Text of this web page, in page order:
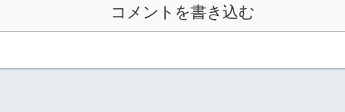
コメントを書き込む